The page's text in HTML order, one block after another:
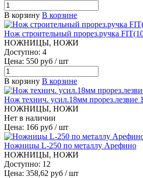
В корзину В корзине
Нож строительный прорез.ручка
НОЖНИЦЫ, НОЖИ
Доступно: 4
Цена: 550 руб / шт
В корзину В корзине
Нож технич. усил.18мм прорез.лезвие
НОЖНИЦЫ, НОЖИ
Нет в наличии
Цена: 166 руб / шт
Ножницы L-250 по металлу Арефино
НОЖНИЦЫ, НОЖИ
Доступно: 12
Цена: 358,62 руб / шт